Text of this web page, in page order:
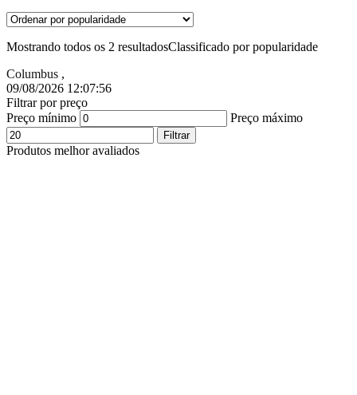
Mostrando todos os 2 resultadosClassificado por popularidade
Columbus ,
09/08/2026 12:07:57
Filtrar por preço
Preço mínimo
Preço máximo
Filtrar
Produtos melhor avaliados